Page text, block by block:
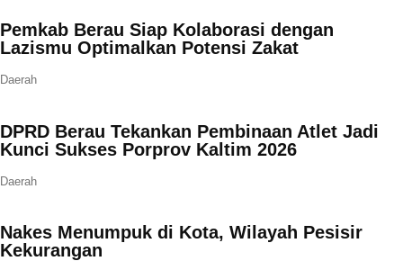
Pemkab Berau Siap Kolaborasi dengan
Lazismu Optimalkan Potensi Zakat
Daerah
DPRD Berau Tekankan Pembinaan Atlet Jadi
Kunci Sukses Porprov Kaltim 2026
Daerah
Nakes Menumpuk di Kota, Wilayah Pesisir
Kekurangan